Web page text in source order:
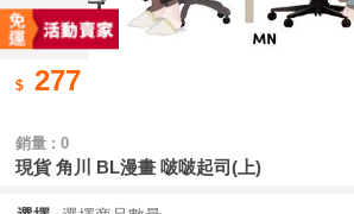
277
銷量 : 0
現貨 角川 BL漫畫 啵啵起司(上)